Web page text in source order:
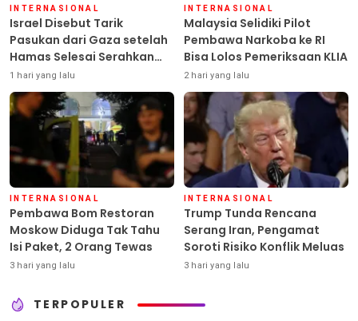
INTERNASIONAL
Israel Disebut Tarik
Pasukan dari Gaza setelah
Hamas Selesai Serahkan
Senjata
1 hari yang lalu
INTERNASIONAL
Malaysia Selidiki Pilot
Pembawa Narkoba ke RI
Bisa Lolos Pemeriksaan KLIA
2 hari yang lalu
INTERNASIONAL
Pembawa Bom Restoran
Moskow Diduga Tak Tahu
Isi Paket, 2 Orang Tewas
3 hari yang lalu
INTERNASIONAL
Trump Tunda Rencana
Serang Iran, Pengamat
Soroti Risiko Konflik Meluas
3 hari yang lalu
TERPOPULER